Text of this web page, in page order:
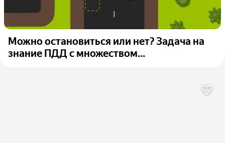
Можно остановиться или нет? Задача на
знание ПДД с множеством...